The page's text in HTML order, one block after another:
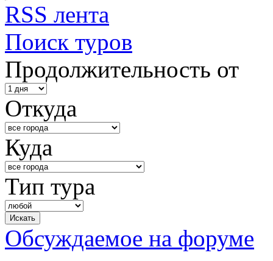
RSS лента
Поиск туров
Продолжительность от
Откуда
Куда
Тип тура
Обсуждаемое на форуме